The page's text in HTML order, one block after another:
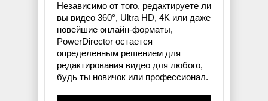
Независимо от того, редактируете ли
вы видео 360°, Ultra HD, 4K или даже
новейшие онлайн-форматы,
PowerDirector остается
определенным решением для
редактирования видео для любого,
будь ты новичок или профессионал.